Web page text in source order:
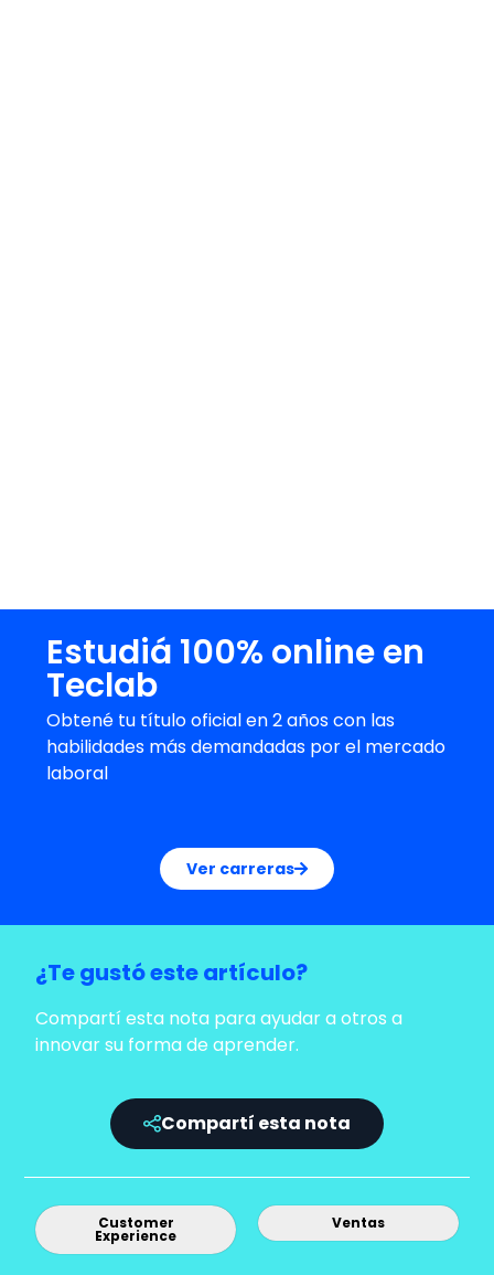
Estudiá 100% online en
Teclab
Obtené tu título oficial en 2 años con las
habilidades más demandadas por el mercado
laboral
Ver carreras
¿Te gustó este artículo?
Compartí esta nota para ayudar a otros a
innovar su forma de aprender.
Compartí esta nota
Customer
Experience
Ventas